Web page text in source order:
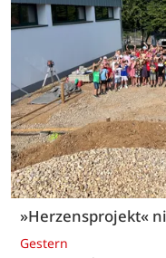
»Herzensprojekt«
Gestern